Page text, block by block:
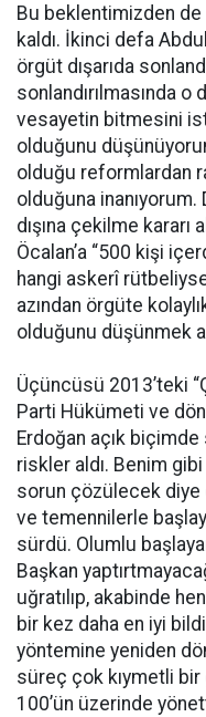
Bu beklentimizden de
kaldı. İkinci defa
örgüt dışarıda
sonlandırılmasında o
vesayetin bitmesini
olduğunu
olduğu reformlardan
olduğuna inanıyorum.
dışına çekilme kararı
Öcalan’a “500 kişi
hangi askerî
azından örgüte
olduğunu düşünmek
Üçüncüsü 2013’teki
Parti Hükümeti ve
Erdoğan açık
riskler aldı. Benim
sorun çözülecek diye
ve temennilerle
sürdü. Olumlu
Başkan
uğratılıp, akabinde
bir kez daha en iyi
yöntemine yeniden
süreç çok kıymetli bir
100’ün üzerinde